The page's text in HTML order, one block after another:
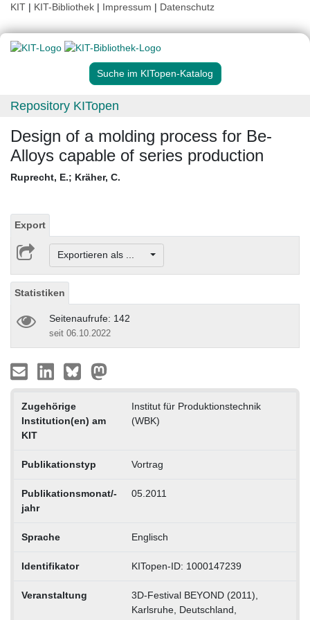
KIT | KIT-Bibliothek | Impressum | Datenschutz
Suche im KITopen-Katalog
Repository KITopen
Design of a molding process for Be-
Alloys capable of series production
Ruprecht, E.; Kräher, C.
Export
Exportieren als ...
Statistiken
Seitenaufrufe: 142
seit 06.10.2022
Zugehörige
Institution(en) am
KIT
Institut für Produktionstechnik
(WBK)
Publikationstyp Vortrag
Publikationsmonat/-
jahr
05.2011
Sprache Englisch
Identifikator KITopen-ID: 1000147239
Veranstaltung
3D-Festival BEYOND (2011),
Karlsruhe, Deutschland,